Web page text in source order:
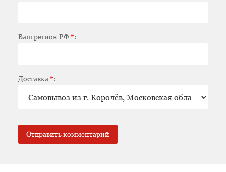
Ваш регион РФ*:
Доставка *: